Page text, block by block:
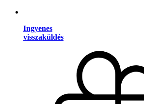
Ingyenes
visszaküldés